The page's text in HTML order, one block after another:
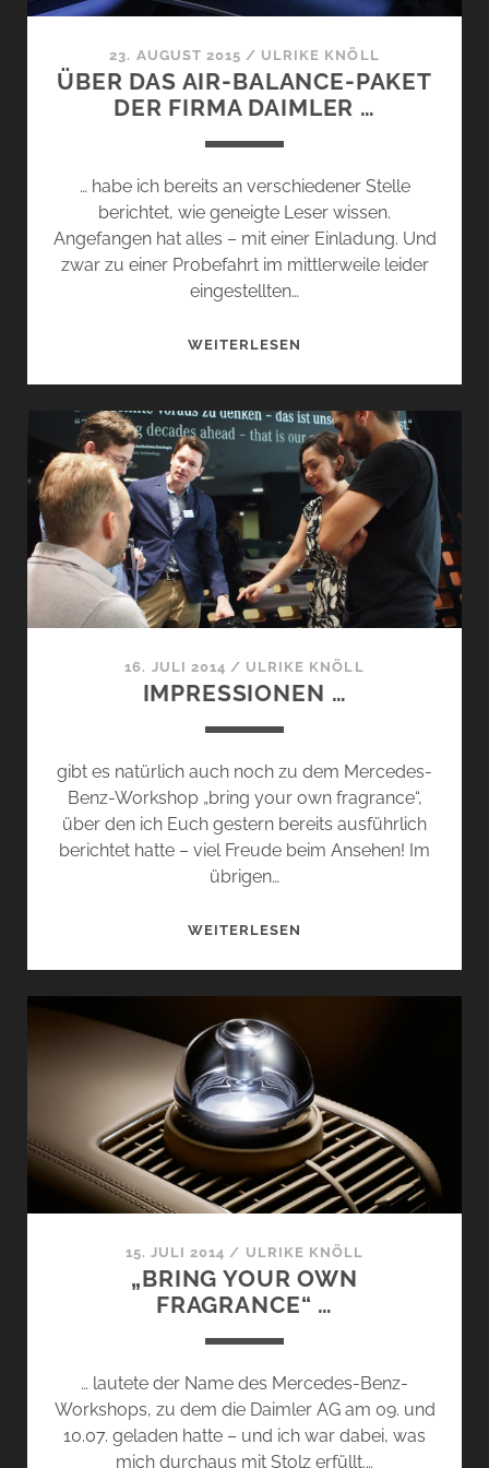
23. AUGUST 2015 / ULRIKE KNÖLL
ÜBER DAS AIR-BALANCE-PAKET
DER FIRMA DAIMLER …
… habe ich bereits an verschiedener Stelle
berichtet, wie geneigte Leser wissen.
Angefangen hat alles – mit einer Einladung. Und
zwar zu einer Probefahrt im mittlerweile leider
eingestellten…
WEITERLESEN
BALANCE-
PAKET
DER
FIRMA
DAIMLER
…
16. JULI 2014 / ULRIKE KNÖLL
IMPRESSIONEN …
gibt es natürlich auch noch zu dem Mercedes-
Benz-Workshop „bring your own fragrance“,
über den ich Euch gestern bereits ausführlich
berichtet hatte – viel Freude beim Ansehen! Im
übrigen…
WEITERLESEN
15. JULI 2014 / ULRIKE KNÖLL
„BRING YOUR OWN
FRAGRANCE“ …
… lautete der Name des Mercedes-Benz-
Workshops, zu dem die Daimler AG am 09. und
10.07. geladen hatte – und ich war dabei, was
mich durchaus mit Stolz erfüllt.…